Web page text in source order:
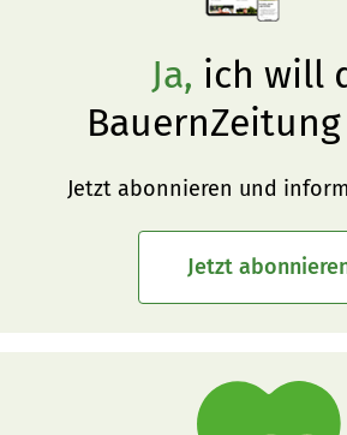
Ja, ich will
Jetzt abonnieren und
Jetzt